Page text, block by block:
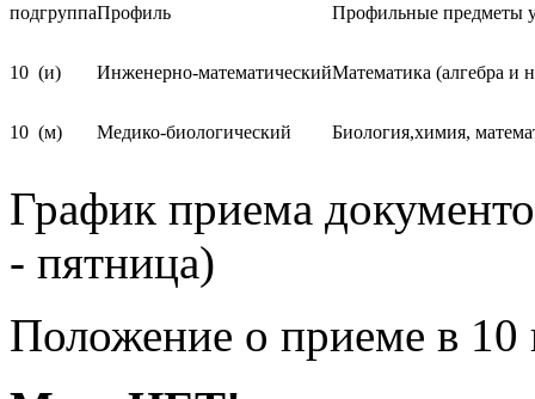
График приема
- пятница)
Положение о приеме в 10
Мест НЕТ!
Страница 1 из 26